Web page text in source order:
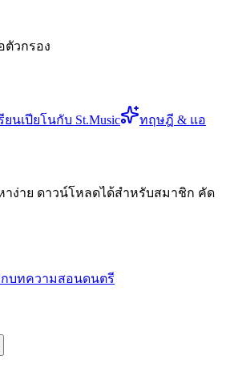
ตัวกรอง
ยนเปียโนกับ St.Music
ทฤษฎี & แอ
าง่าย ดาวน์โหลดได้สำหรับสมาชิก คัด
บทความสอนดนตรี